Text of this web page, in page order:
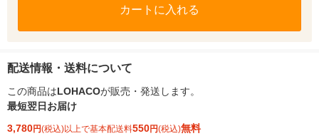
カートに入れる
配送情報・送料について
この商品はLOHACOが販売・発送します。
最短翌日お届け
3,780円(税込)以上で基本配送料550円(税込)無料